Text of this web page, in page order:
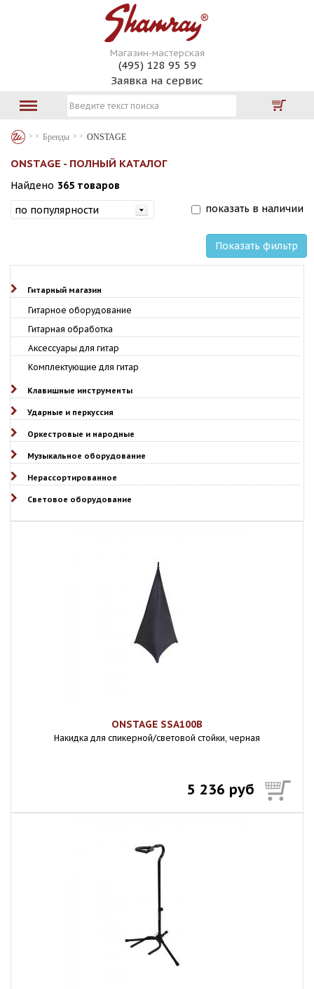
Магазин-мастерская
(495) 128 95 59
Заявка на сервис
Бренды ONSTAGE
ONSTAGE - ПОЛНЫЙ КАТАЛОГ
Найдено 365 товаров
показать в наличии
Показать фильтр
Гитарный магазин
Гитарное оборудование
Гитарная обработка
Аксессуары для гитар
Комплектующие для гитар
Клавишные инструменты
Ударные и перкуссия
Оркестровые и народные
Музыкальное оборудование
Нерассортированное
Световое оборудование
ONSTAGE SSA100B
Накидка для спикерной/световой стойки, черная
5 236 руб